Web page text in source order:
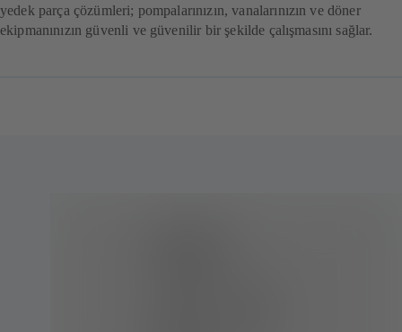
yedek parça çözümleri; pompalarınızın, vanalarınızın ve döner
ekipmanınızın güvenli ve güvenilir bir şekilde çalışmasını sağlar.